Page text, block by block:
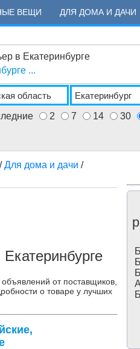
ВЕЩИ ДЛЯ ДОМА И ДАЧИ
в Екатеринбурге
...
2 7 14 30
/Для дома и дачи /
от поставщиков,
о товаре у лучших